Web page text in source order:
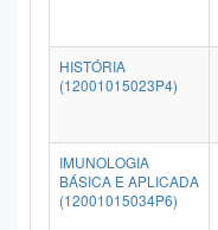
HISTÓRIA
(12001015023P4)
IMUNOLOGIA
BÁSICA E APLICADA
(12001015034P6)